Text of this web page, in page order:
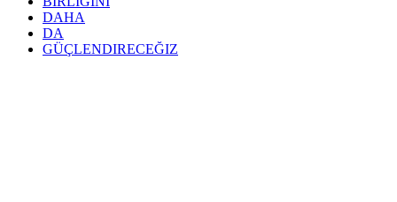
DAHA
DA
GÜÇLENDIRECEĞIZ